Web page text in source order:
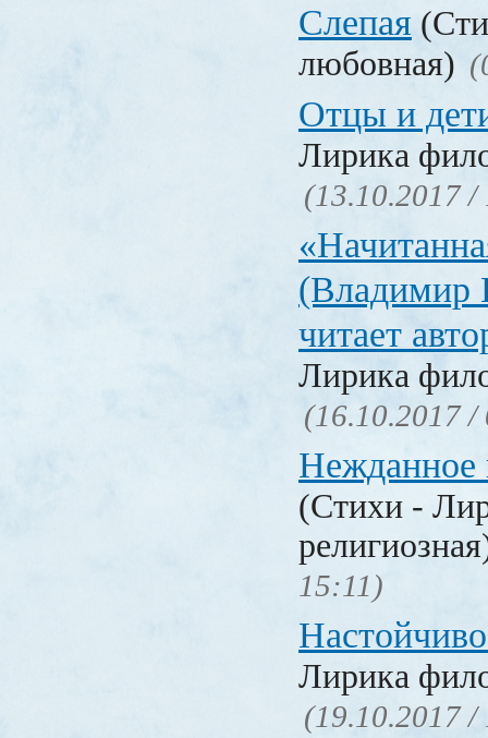
Слепая
любовная)
Отцы и
Лирика
(13.10.2017 /
(Владимир
читает
Лирика
(16.10.2017 /
Нежданное
(Стихи -
15:11)
Лирика
(19.10.2017 /